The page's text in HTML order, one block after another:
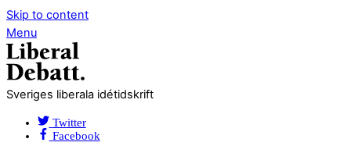
Skip to content
Menu
Sveriges liberala idétidskrift
Twitter
Facebook